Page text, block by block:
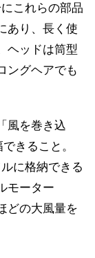
これらの部品
あり、長く使
ヘッドは筒型
ングヘアでも
風を巻き込
きること。
に格納できる
モーター
どの大風量を